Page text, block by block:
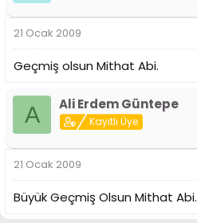
21 Ocak 2009
Geçmiş olsun Mithat Abi.
A Ali Erdem Güntepe
Kayıtlı Üye
21 Ocak 2009
Büyük Geçmiş Olsun Mithat Abi.